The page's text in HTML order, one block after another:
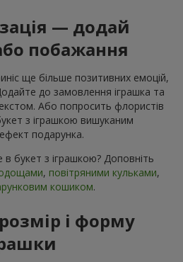
— додай
побажання
ще більше позитивних емоцій,
до замовлення іграшка та
Або попросить флористів
з іграшкою вишуканим
подарунка.
букет з іграшкою? Доповніть
, повітряними кульками,
кошиком.
і форму